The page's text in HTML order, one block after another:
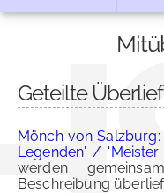
Geteilte
Mönch von
Legenden' /
werden
Beschreibung